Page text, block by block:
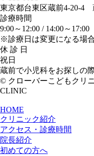
東京都台東区蔵前4-20-4
診療時間
9:00～12:00 / 14:00～17:00
※診療日は変更になる場
休 診 日
祝日
蔵前で小児科をお探しの
© クローバーこどもクリ
CLINIC
HOME
クリニック紹介
アクセス・診療時間
院長紹介
初めての方へ